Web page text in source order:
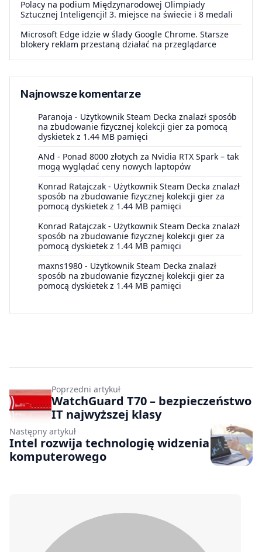
Polacy na podium Międzynarodowej Olimpiady
Sztucznej Inteligencji! 3. miejsce na świecie i 8 medali
Microsoft Edge idzie w ślady Google Chrome. Starsze
blokery reklam przestaną działać na przeglądarce
Najnowsze komentarze
Paranoja - Użytkownik Steam Decka znalazł sposób
na zbudowanie fizycznej kolekcji gier za pomocą
dyskietek z 1.44 MB pamięci
ANd - Ponad 8000 złotych za Nvidia RTX Spark – tak
mogą wyglądać ceny nowych laptopów
Konrad Ratajczak - Użytkownik Steam Decka znalazł
sposób na zbudowanie fizycznej kolekcji gier za
pomocą dyskietek z 1.44 MB pamięci
Konrad Ratajczak - Użytkownik Steam Decka znalazł
sposób na zbudowanie fizycznej kolekcji gier za
pomocą dyskietek z 1.44 MB pamięci
maxns1980 - Użytkownik Steam Decka znalazł
sposób na zbudowanie fizycznej kolekcji gier za
pomocą dyskietek z 1.44 MB pamięci
Poprzedni artykuł
WatchGuard T70 – bezpieczeństwo
IT najwyższej klasy
Następny artykuł
Intel rozwija technologię widzenia
komputerowego